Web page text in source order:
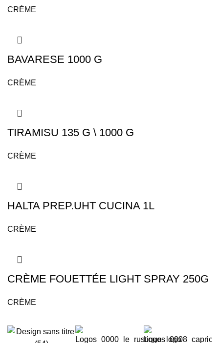
CRÈME
BAVARESE 1000 G
CRÈME
TIRAMISU 135 G \ 1000 G
CRÈME
HALTA PREP.UHT CUCINA 1L
CRÈME
CRÈME FOUETTÉE LIGHT SPRAY 250G
CRÈME